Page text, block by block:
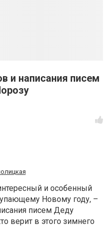
и написания писем
и особенный
Новому году, –
писем Деду
верит в этого зимнего